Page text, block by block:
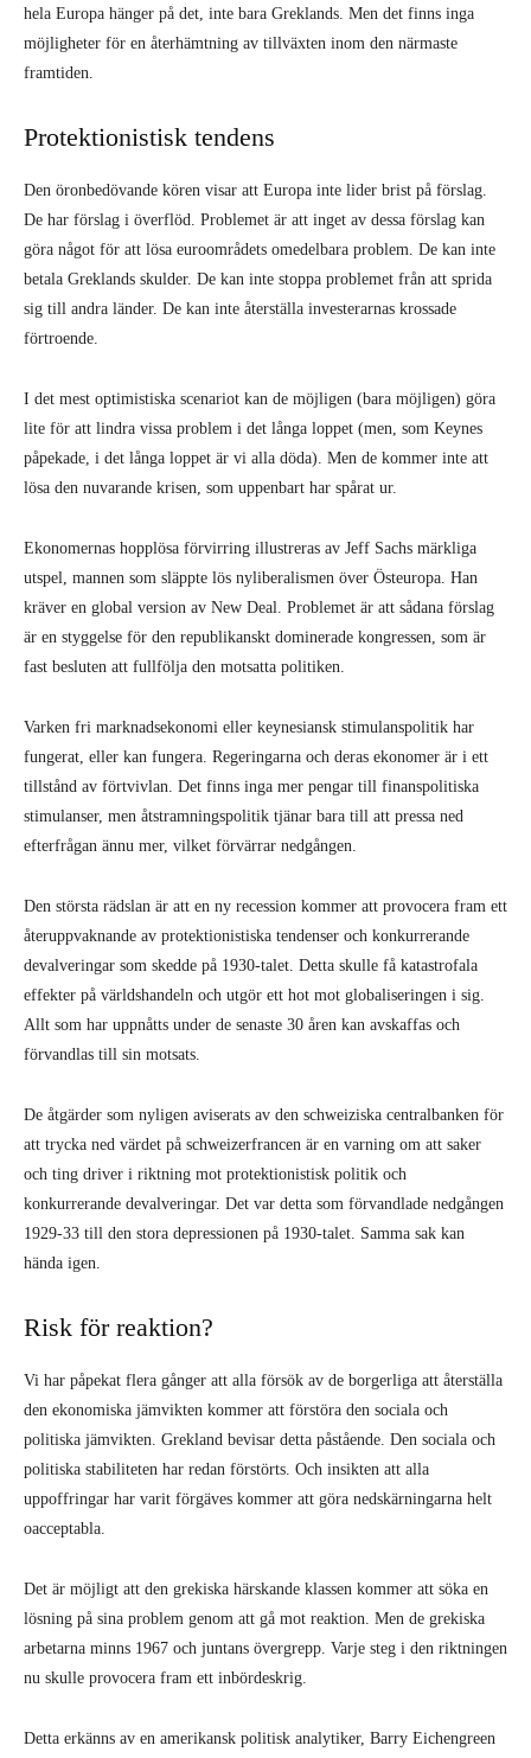
hela Europa hänger på det, inte bara Greklands. Men det finns inga
möjligheter för en återhämtning av tillväxten inom den närmaste
framtiden.
Protektionistisk tendens
Den öronbedövande kören visar att Europa inte lider brist på förslag.
De har förslag i överflöd. Problemet är att inget av dessa förslag kan
göra något för att lösa euroområdets omedelbara problem. De kan inte
betala Greklands skulder. De kan inte stoppa problemet från att sprida
sig till andra länder. De kan inte återställa investerarnas krossade
förtroende.
I det mest optimistiska scenariot kan de möjligen (bara möjligen) göra
lite för att lindra vissa problem i det långa loppet (men, som Keynes
påpekade, i det långa loppet är vi alla döda). Men de kommer inte att
lösa den nuvarande krisen, som uppenbart har spårat ur.
Ekonomernas hopplösa förvirring illustreras av Jeff Sachs märkliga
utspel, mannen som släppte lös nyliberalismen över Östeuropa. Han
kräver en global version av New Deal. Problemet är att sådana förslag
är en styggelse för den republikanskt dominerade kongressen, som är
fast besluten att fullfölja den motsatta politiken.
Varken fri marknadsekonomi eller keynesiansk stimulanspolitik har
fungerat, eller kan fungera. Regeringarna och deras ekonomer är i ett
tillstånd av förtvivlan. Det finns inga mer pengar till finanspolitiska
stimulanser, men åtstramningspolitik tjänar bara till att pressa ned
efterfrågan ännu mer, vilket förvärrar nedgången.
Den största rädslan är att en ny recession kommer att provocera fram ett
återuppvaknande av protektionistiska tendenser och konkurrerande
devalveringar som skedde på 1930-talet. Detta skulle få katastrofala
effekter på världshandeln och utgör ett hot mot globaliseringen i sig.
Allt som har uppnåtts under de senaste 30 åren kan avskaffas och
förvandlas till sin motsats.
De åtgärder som nyligen aviserats av den schweiziska centralbanken för
att trycka ned värdet på schweizerfrancen är en varning om att saker
och ting driver i riktning mot protektionistisk politik och
konkurrerande devalveringar. Det var detta som förvandlade nedgången
1929-33 till den stora depressionen på 1930-talet. Samma sak kan
hända igen.
Risk för reaktion?
Vi har påpekat flera gånger att alla försök av de borgerliga att återställa
den ekonomiska jämvikten kommer att förstöra den sociala och
politiska jämvikten. Grekland bevisar detta påstående. Den sociala och
politiska stabiliteten har redan förstörts. Och insikten att alla
uppoffringar har varit förgäves kommer att göra nedskärningarna helt
oacceptabla.
Det är möjligt att den grekiska härskande klassen kommer att söka en
lösning på sina problem genom att gå mot reaktion. Men de grekiska
arbetarna minns 1967 och juntans övergrepp. Varje steg i den riktningen
nu skulle provocera fram ett inbördeskrig.
Detta erkänns av en amerikansk politisk analytiker, Barry Eichengreen